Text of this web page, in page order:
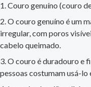
Couro genuíno (couro
O couro genuíno é um
irregular, com poros
cabelo queimado.
O couro é duradouro e
pessoas costumam usá-lo